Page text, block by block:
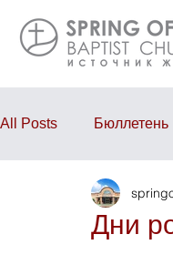
All Posts Бюллетень
Проповедь
Дни